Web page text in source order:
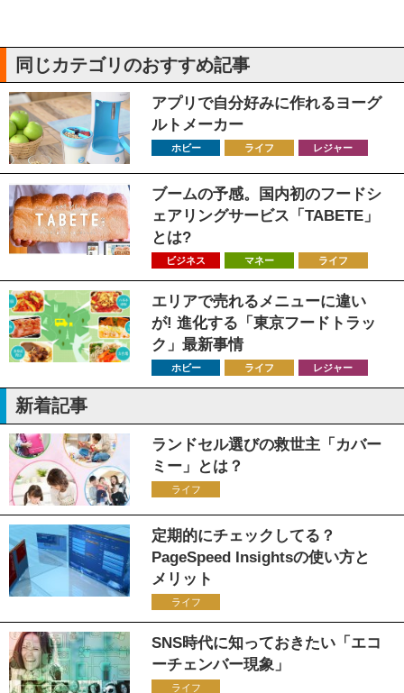
同じカテゴリのおすすめ記事
アプリで自分好みに作れるヨーグ
ルトメーカー
ホビー ライフ レジャー
ブームの予感。国内初のフードシ
ェアリングサービス「TABETE」
とは?
ビジネス マネー ライフ
エリアで売れるメニューに違い
が! 進化する「東京フードトラッ
ク」最新事情
ホビー ライフ レジャー
新着記事
ランドセル選びの救世主「カバー
ミー」とは？
ライフ
定期的にチェックしてる？
PageSpeed Insightsの使い方と
メリット
ライフ
SNS時代に知っておきたい「エコ
ーチェンバー現象」
ライフ